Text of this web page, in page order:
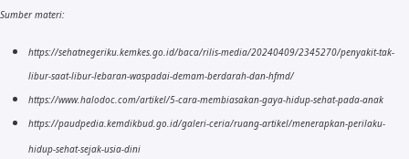
Sumber materi:
https://sehatnegeriku.kemkes.go.id/baca/rilis-media/20240409/2345270/penyakit-tak-
libur-saat-libur-lebaran-waspadai-demam-berdarah-dan-hfmd/
https://www.halodoc.com/artikel/5-cara-membiasakan-gaya-hidup-sehat-pada-anak
https://paudpedia.kemdikbud.go.id/galeri-ceria/ruang-artikel/menerapkan-perilaku-
hidup-sehat-sejak-usia-dini